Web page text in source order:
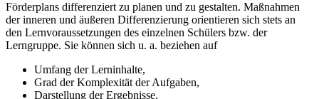
Förderplans differenziert zu planen und zu gestalten. Maßnahmen
der inneren und äußeren Differenzierung orientieren sich stets an
den Lernvoraussetzungen des einzelnen Schülers bzw. der
Lerngruppe. Sie können sich u. a. beziehen auf
Umfang der Lerninhalte,
Grad der Komplexität der Aufgaben,
Darstellung der Ergebnisse,